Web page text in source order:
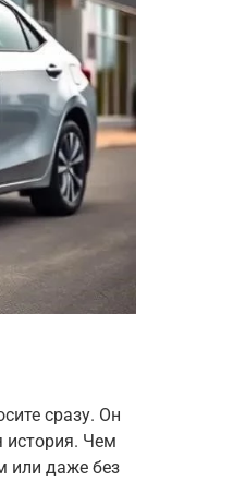
сразу. Он
история. Чем
или даже без